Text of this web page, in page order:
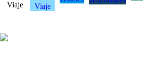
Viaje
Viaje